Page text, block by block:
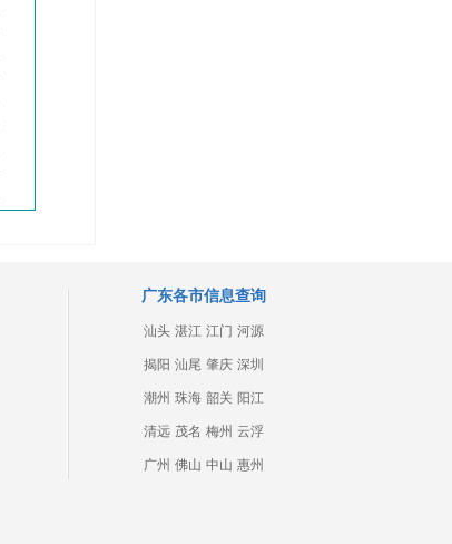
广东各市信息查询
汕头 湛江 江门 河源
揭阳 汕尾 肇庆 深圳
潮州 珠海 韶关 阳江
清远 茂名 梅州 云浮
广州 佛山 中山 惠州